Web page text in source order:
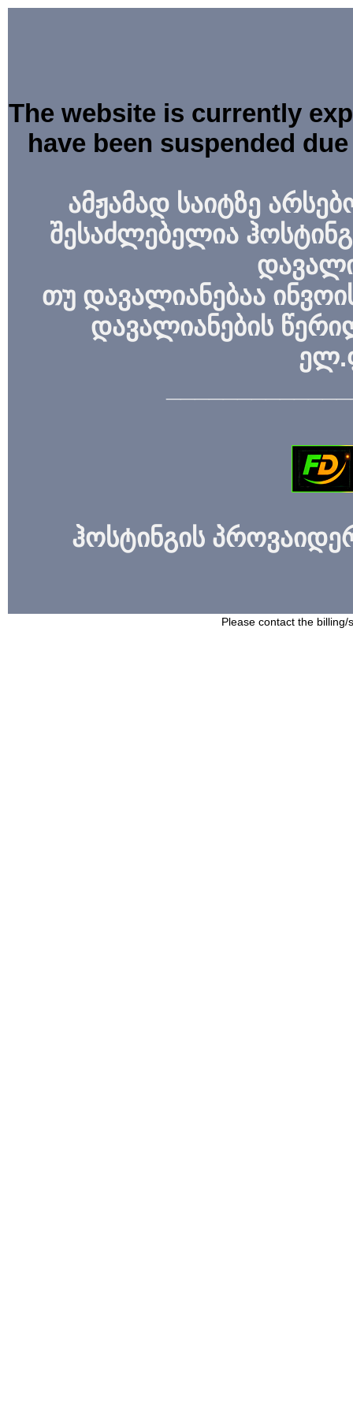
The website is currently
have been suspended
ამჟამად საიტზე
შესაძლებელია
თუ დავალიანებაა
დავალიანების
ჰოსტინგის
Please contact the